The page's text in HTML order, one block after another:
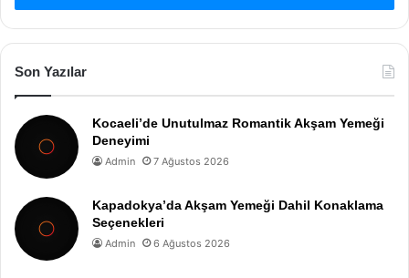
Son Yazılar
Kocaeli’de Unutulmaz Romantik Akşam Yemeği
Deneyimi
Admin 7 Ağustos 2026
Kapadokya’da Akşam Yemeği Dahil Konaklama
Seçenekleri
Admin 6 Ağustos 2026